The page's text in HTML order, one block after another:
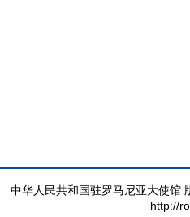
中华人民共和国驻罗马尼亚大使馆
http://